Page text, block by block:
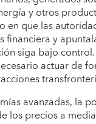
y otros
en que las
financiera y
siga bajo
actuar de
avanzadas, la
los precios a